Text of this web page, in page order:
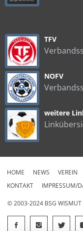
TFV
NOFV
weitere
HOME NEWS VEREIN
KONTAKT
IMPRESSUM/
© 2003-2024 BSG WISMUT